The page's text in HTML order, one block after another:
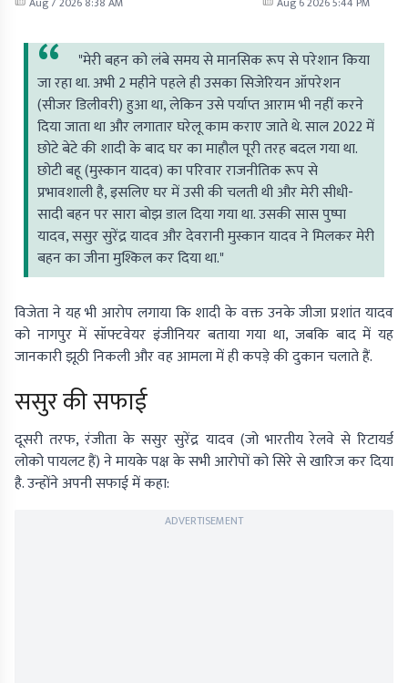
"मेरी बहन को लंबे समय से मानसिक रूप से परेशान किया
जा रहा था. अभी 2 महीने पहले ही उसका सिजेरियन ऑपरेशन
(सीजर डिलीवरी) हुआ था, लेकिन उसे पर्याप्त आराम भी नहीं करने
दिया जाता था और लगातार घरेलू काम कराए जाते थे. साल 2022 में
छोटे बेटे की शादी के बाद घर का माहौल पूरी तरह बदल गया था.
छोटी बहू (मुस्कान यादव) का परिवार राजनीतिक रूप से
प्रभावशाली है, इसलिए घर में उसी की चलती थी और मेरी सीधी-
सादी बहन पर सारा बोझ डाल दिया गया था. उसकी सास पुष्पा
यादव, ससुर सुरेंद्र यादव और देवरानी मुस्कान यादव ने मिलकर मेरी
बहन का जीना मुश्किल कर दिया था."
विजेता ने यह भी आरोप लगाया कि शादी के वक्त उनके जीजा प्रशांत यादव
को नागपुर में सॉफ्टवेयर इंजीनियर बताया गया था, जबकि बाद में यह
जानकारी झूठी निकली और वह आमला में ही कपड़े की दुकान चलाते हैं.
ससुर की सफाई
दूसरी तरफ, रंजीता के ससुर सुरेंद्र यादव (जो भारतीय रेलवे से रिटायर्ड
लोको पायलट हैं) ने मायके पक्ष के सभी आरोपों को सिरे से खारिज कर दिया
है. उन्होंने अपनी सफाई में कहा:
ADVERTISEMENT